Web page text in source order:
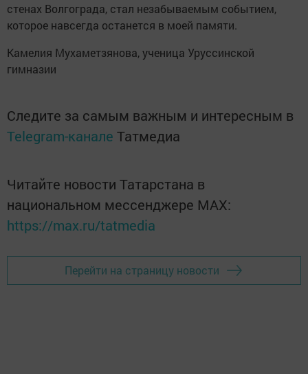
стенах Волгограда, стал незабываемым событием,
которое навсегда останется в моей памяти.
Камелия Мухаметзянова, ученица Уруссинской
гимназии
Следите за самым важным и интересным в
Telegram-канале Татмедиа
Читайте новости Татарстана в
национальном мессенджере MАХ:
https://max.ru/tatmedia
Перейти на страницу новости